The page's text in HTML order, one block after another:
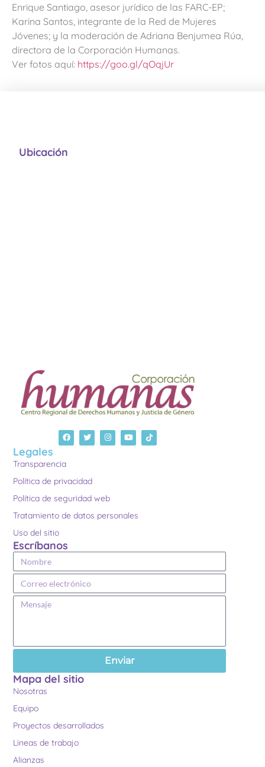
Enrique Santiago, asesor jurídico de las FARC-EP;
Karina Santos, integrante de la Red de Mujeres
Jóvenes; y la moderación de Adriana Benjumea Rúa,
directora de la Corporación Humanas.
Ver fotos aquí: https://goo.gl/qOqjUr
Legales
Transparencia
Política de privacidad
Política de seguridad web
Tratamiento de datos personales
Uso del sitio
Escríbanos
Enviar
Mapa del sitio
Nosotras
Equipo
Proyectos desarrollados
Lineas de trabajo
Alianzas
Ubicación